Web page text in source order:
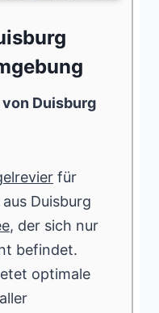
Duisburg
für
Duisburg
, der sich nur
befindet.
optimale